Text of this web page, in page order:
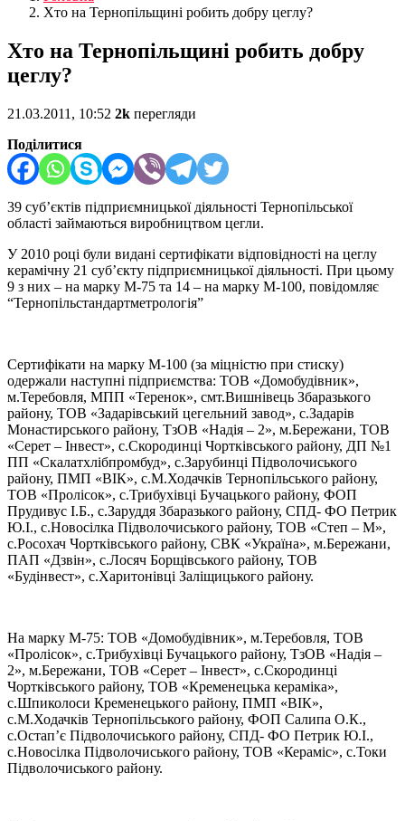
Хто на Тернопільщині робить добру цеглу?
Хто на Тернопільщині робить добру
цеглу?
21.03.2011, 10:52 2k перегляди
Поділитися
39 суб’єктів підприємницької діяльності Тернопільської
області займаються виробництвом цегли.
У 2010 році були видані сертифікати відповідності на цеглу
керамічну 21 суб’єкту підприємницької діяльності. При цьому
9 з них – на марку М-75 та 14 – на марку М-100, повідомляє
“Тернопільстандартметрологія”
Сертифікати на марку М-100 (за міцністю при стиску)
одержали наступні підприємства: ТОВ «Домобудівник»,
м.Теребовля, МПП «Теренок», смт.Вишнівець Збаразького
району, ТОВ «Задарівський цегельний завод», с.Задарів
Монастирського району, ТзОВ «Надія – 2», м.Бережани, ТОВ
«Серет – Інвест», с.Скородинці Чортківського району, ДП №1
ПП «Скалатхлібпромбуд», с.Зарубинці Підволочиського
району, ПМП «ВІК», с.М.Ходачків Тернопільського району,
ТОВ «Пролісок», с.Трибухівці Бучацького району, ФОП
Прудивус І.Б., с.Заруддя Збаразького району, СПД- ФО Петрик
Ю.І., с.Новосілка Підволочиського району, ТОВ «Степ – М»,
с.Росохач Чортківського району, СВК «Україна», м.Бережани,
ПАП «Дзвін», с.Лосяч Борщівського району, ТОВ
«Будінвест», с.Харитонівці Заліщицького району.
На марку М-75: ТОВ «Домобудівник», м.Теребовля, ТОВ
«Пролісок», с.Трибухівці Бучацького району, ТзОВ «Надія –
2», м.Бережани, ТОВ «Серет – Інвест», с.Скородинці
Чортківського району, ТОВ «Кременецька кераміка»,
с.Шпиколоси Кременецького району, ПМП «ВІК»,
с.М.Ходачків Тернопільського району, ФОП Салипа О.К.,
с.Остап’є Підволочиського району, СПД- ФО Петрик Ю.І.,
с.Новосілка Підволочиського району, ТОВ «Кераміс», с.Токи
Підволочиського району.